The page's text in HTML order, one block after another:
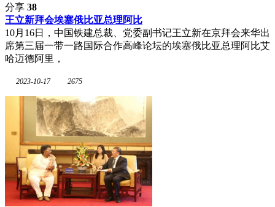
分享 38
王立新拜会埃塞俄比亚总理阿比
10月16日，中国铁建总裁、党委副书记王立新在京拜会来华出
席第三届一带一路国际合作高峰论坛的埃塞俄比亚总理阿比艾
哈迈德阿里，
2023-10-17 2675